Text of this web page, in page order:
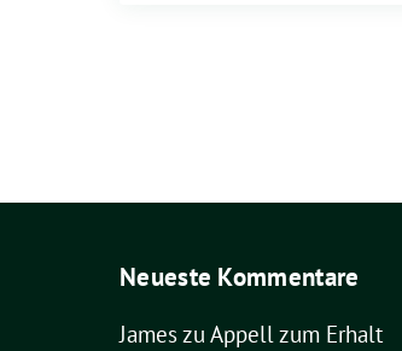
Neueste Kommentare
James zu Appell zum Erhalt